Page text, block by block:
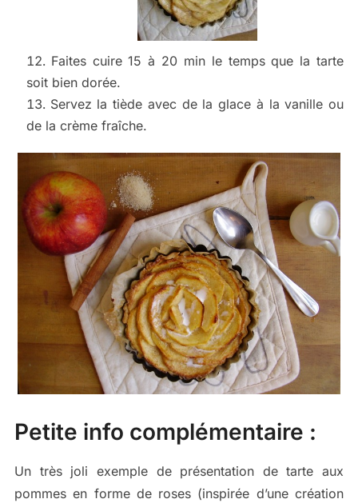
Faites cuire 15 à 20 min le temps que la tarte
soit bien dorée.
Servez la tiède avec de la glace à la vanille ou
de la crème fraîche.
Petite info complémentaire :
Un très joli exemple de présentation de tarte aux
pommes en forme de roses (inspirée d’une création